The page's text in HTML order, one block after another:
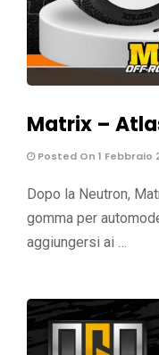
Matrix –
Posted On 1 Febbraio
Dopo la Neutron,
gomma per
aggiungersi ai …